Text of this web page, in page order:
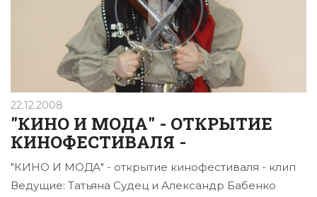
22.12.2008
"КИНО И МОДА" - ОТКРЫТИЕ
КИНОФЕСТИВАЛЯ -
"КИНО И МОДА" - открытие кинофестиваля - клип
Ведущие: Татьяна Судец и Александр Бабенко